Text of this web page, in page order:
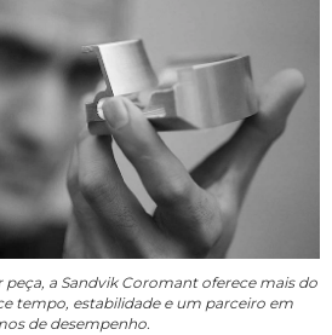
a Sandvik Coromant oferece mais do
tempo, estabilidade e um parceiro em
de desempenho.